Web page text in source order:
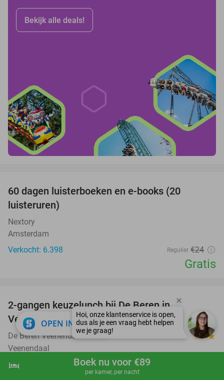
shopping_cart Boek nu
hotel Boek nu voor €89
per kamer, per nacht
Bekijk alle deals!
60 dagen luisterboeken en e-books (20
luisteruren)
Nextory
Amsterdam
Verkocht: 6.398
Regulier €24
Gratis
43%
2-gangen keuzelunch bij De Beren in
Veenendaal
De Beren Veenendaal 9.7star
Veenendaal
Verkocht: 759
OPEN IN APP close